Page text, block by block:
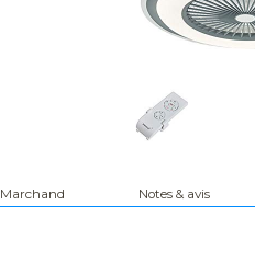
Marchand Notes & avis